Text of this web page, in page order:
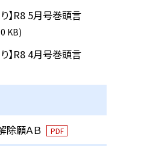
】R8 5月号巻頭言
KB)
】R8 4月号巻頭言
除願ＡＢ PDF